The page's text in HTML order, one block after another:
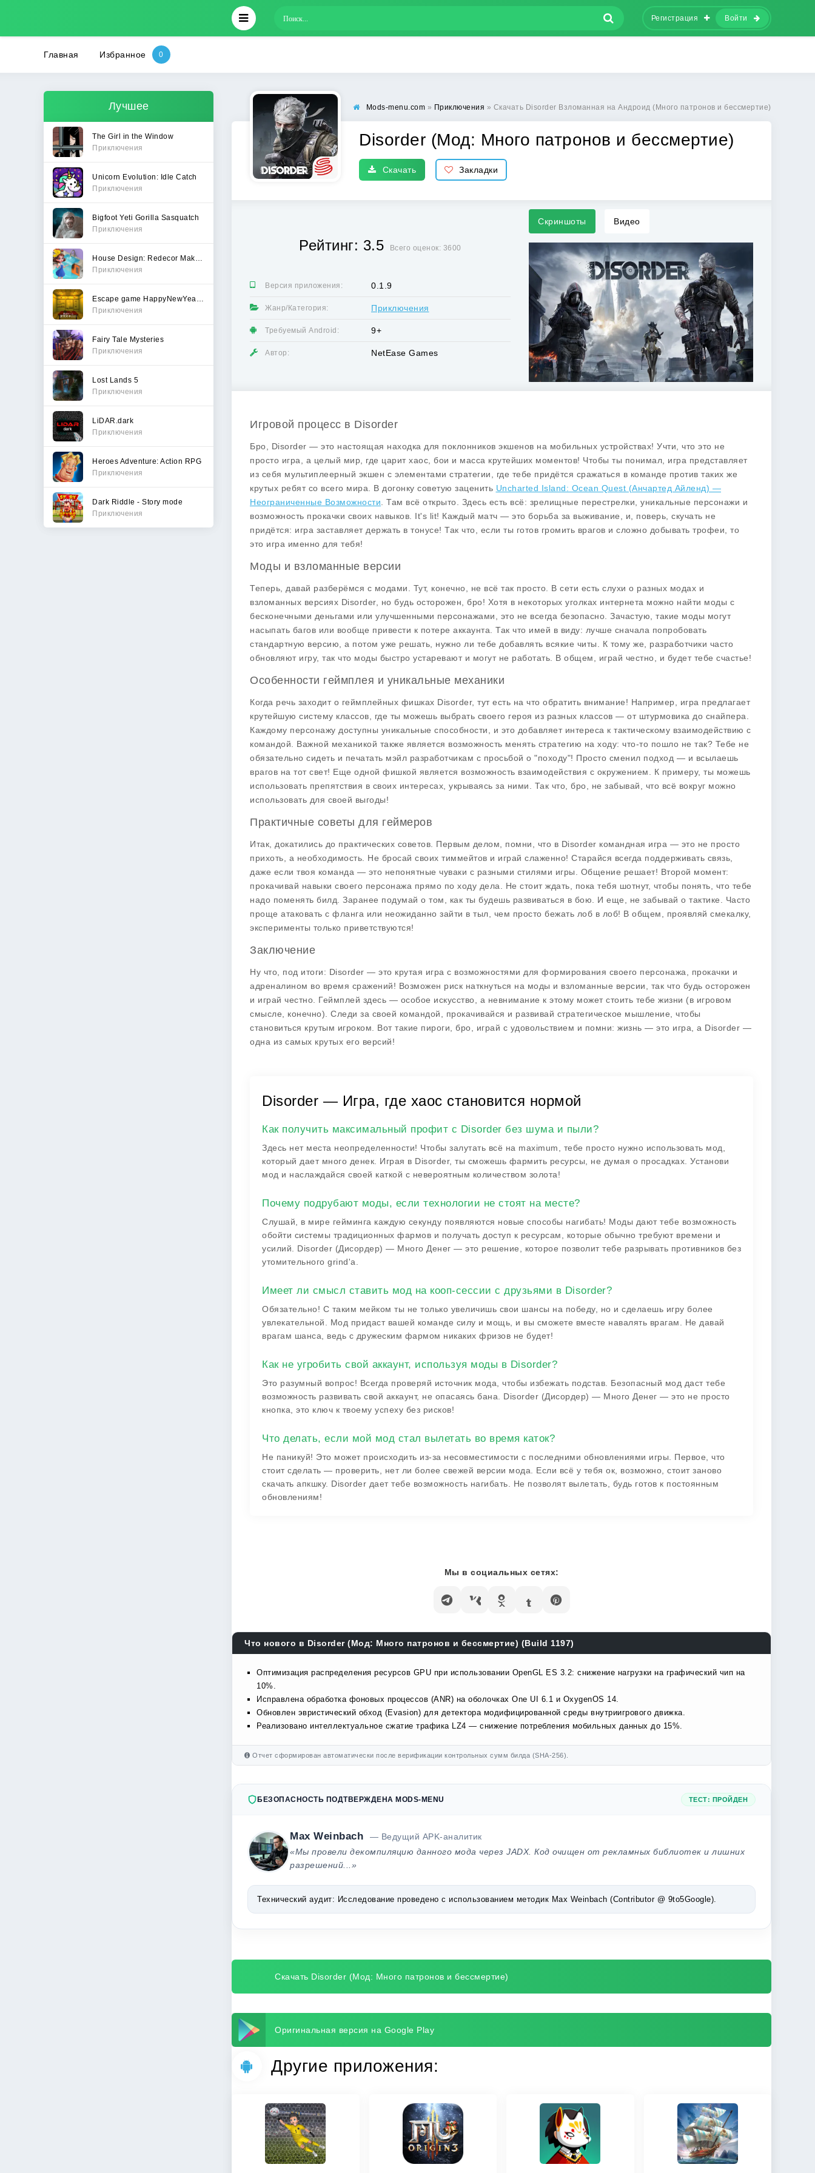
Регистрация Войти
Главная Избранное
Лучшее
The Girl in the Window
Приключения
Unicorn Evolution: Idle Catch
Приключения
Bigfoot Yeti Gorilla Sasquatch
Приключения
Приключения
Приключения
Fairy Tale Mysteries
Приключения
Lost Lands 5
Приключения
LiDAR.dark
Приключения
Heroes Adventure: Action RPG
Приключения
Dark Riddle - Story mode
Приключения
Mods-menu.com » Приключения » Скачать Disorder Взломанная на Андроид (Много патронов и бессмертие)
Disorder (Мод: Много патронов и бессмертие)
Скачать Закладки
Рейтинг: 3.5 Всего оценок: 3600
Версия приложения: 0.1.9
Жанр/Категория: Приключения
Требуемый Android: 9+
Автор: NetEase Games
Скриншоты Видео
Игровой процесс в Disorder
Бро, Disorder — это настоящая находка для поклонников экшенов на мобильных устройствах! Учти, что это не
просто игра, а целый мир, где царит хаос, бои и масса крутейших моментов! Чтобы ты понимал, игра представляет
из себя мультиплеерный экшен с элементами стратегии, где тебе придётся сражаться в команде против таких же
крутых ребят со всего мира. В догонку советую заценить Uncharted Island: Ocean Quest (Анчартед Айленд) —
Неограниченные Возможности . Там всё открыто. Здесь есть всё: зрелищные перестрелки, уникальные персонажи и
возможность прокачки своих навыков. It's lit! Каждый матч — это борьба за выживание, и, поверь, скучать не
придётся: игра заставляет держать в тонусе! Так что, если ты готов громить врагов и сложно добывать трофеи, то
это игра именно для тебя!
Моды и взломанные версии
Теперь, давай разберёмся с модами. Тут, конечно, не всё так просто. В сети есть слухи о разных модах и
взломанных версиях Disorder, но будь осторожен, бро! Хотя в некоторых уголках интернета можно найти моды с
бесконечными деньгами или улучшенными персонажами, это не всегда безопасно. Зачастую, такие моды могут
насыпать багов или вообще привести к потере аккаунта. Так что имей в виду: лучше сначала попробовать
стандартную версию, а потом уже решать, нужно ли тебе добавлять всякие читы. К тому же, разработчики часто
обновляют игру, так что моды быстро устаревают и могут не работать. В общем, играй честно, и будет тебе счастье!
Особенности геймплея и уникальные механики
Когда речь заходит о геймплейных фишках Disorder, тут есть на что обратить внимание! Например, игра предлагает
крутейшую систему классов, где ты можешь выбрать своего героя из разных классов — от штурмовика до снайпера.
Каждому персонажу доступны уникальные способности, и это добавляет интереса к тактическому взаимодействию с
командой. Важной механикой также является возможность менять стратегию на ходу: что-то пошло не так? Тебе не
обязательно сидеть и печатать мэйл разработчикам с просьбой о "походу"! Просто сменил подход — и всылаешь
врагов на тот свет! Еще одной фишкой является возможность взаимодействия с окружением. К примеру, ты можешь
использовать препятствия в своих интересах, укрываясь за ними. Так что, бро, не забывай, что всё вокруг можно
использовать для своей выгоды!
Практичные советы для геймеров
Итак, докатились до практических советов. Первым делом, помни, что в Disorder командная игра — это не просто
прихоть, а необходимость. Не бросай своих тиммейтов и играй слаженно! Старайся всегда поддерживать связь,
даже если твоя команда — это непонятные чуваки с разными стилями игры. Общение решает! Второй момент:
прокачивай навыки своего персонажа прямо по ходу дела. Не стоит ждать, пока тебя шотнут, чтобы понять, что тебе
надо поменять билд. Заранее подумай о том, как ты будешь развиваться в бою. И еще, не забывай о тактике. Часто
проще атаковать с фланга или неожиданно зайти в тыл, чем просто бежать лоб в лоб! В общем, проявляй смекалку,
эксперименты только приветствуются!
Заключение
Ну что, под итоги: Disorder — это крутая игра с возможностями для формирования своего персонажа, прокачки и
адреналином во время сражений! Возможен риск наткнуться на моды и взломанные версии, так что будь осторожен
и играй честно. Геймплей здесь — особое искусство, а невнимание к этому может стоить тебе жизни (в игровом
смысле, конечно). Следи за своей командой, прокачивайся и развивай стратегическое мышление, чтобы
становиться крутым игроком. Вот такие пироги, бро, играй с удовольствием и помни: жизнь — это игра, а Disorder —
одна из самых крутых его версий!
Disorder — Игра, где хаос становится нормой
Как получить максимальный профит с Disorder без шума и пыли?
Здесь нет места неопределенности! Чтобы залутать всё на maximum, тебе просто нужно использовать мод,
который дает много денек. Играя в Disorder, ты сможешь фармить ресурсы, не думая о просадках. Установи
мод и наслаждайся своей каткой с невероятным количеством золота!
Почему подрубают моды, если технологии не стоят на месте?
Слушай, в мире гейминга каждую секунду появляются новые способы нагибать! Моды дают тебе возможность
обойти системы традиционных фармов и получать доступ к ресурсам, которые обычно требуют времени и
усилий. Disorder (Дисордер) — Много Денег — это решение, которое позволит тебе разрывать противников без
утомительного grind'а.
Имеет ли смысл ставить мод на кооп-сессии с друзьями в Disorder?
Обязательно! С таким мейком ты не только увеличишь свои шансы на победу, но и сделаешь игру более
увлекательной. Мод придаст вашей команде силу и мощь, и вы сможете вместе навалять врагам. Не давай
врагам шанса, ведь с дружеским фармом никаких фризов не будет!
Как не угробить свой аккаунт, используя моды в Disorder?
Это разумный вопрос! Всегда проверяй источник мода, чтобы избежать подстав. Безопасный мод даст тебе
возможность развивать свой аккаунт, не опасаясь бана. Disorder (Дисордер) — Много Денег — это не просто
кнопка, это ключ к твоему успеху без рисков!
Что делать, если мой мод стал вылетать во время каток?
Не паникуй! Это может происходить из-за несовместимости с последними обновлениями игры. Первое, что
стоит сделать — проверить, нет ли более свежей версии мода. Если всё у тебя ок, возможно, стоит заново
скачать апкшку. Disorder дает тебе возможность нагибать. Не позволят вылетать, будь готов к постоянным
обновлениям!
Мы в социальных сетях:
Что нового в Disorder (Мод: Много патронов и бессмертие) (Build 1197)
Оптимизация распределения ресурсов GPU при использовании OpenGL ES 3.2: снижение нагрузки на графический чип на
10%.
Исправлена обработка фоновых процессов (ANR) на оболочках One UI 6.1 и OxygenOS 14.
Обновлен эвристический обход (Evasion) для детектора модифицированной среды внутриигрового движка.
Реализовано интеллектуальное сжатие трафика LZ4 — снижение потребления мобильных данных до 15%.
Отчет сформирован автоматически после верификации контрольных сумм билда (SHA-256).
БЕЗОПАСНОСТЬ ПОДТВЕРЖДЕНА MODS-MENU ТЕСТ: ПРОЙДЕН
Max Weinbach
— Ведущий APK-аналитик
«Мы провели декомпиляцию данного мода через JADX. Код очищен от рекламных библиотек и лишних
разрешений...»
Технический аудит: Исследование проведено с использованием методик Max Weinbach (Contributor @ 9to5Google).
Скачать Disorder (Мод: Много патронов и бессмертие)
Оригинальная версия на Google Play
Другие приложения: